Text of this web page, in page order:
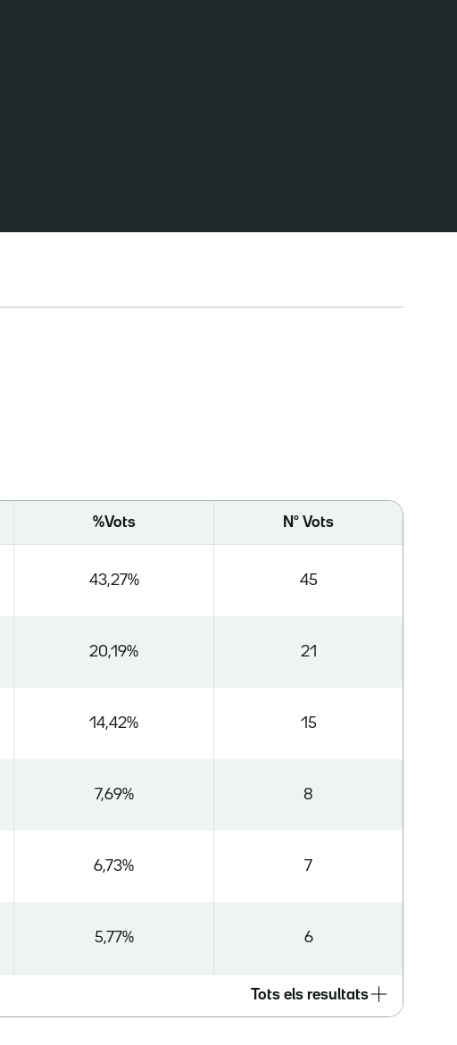
%Vots Nº Vots
43,27% 45
20,19% 21
14,42% 15
7,69% 8
6,73% 7
5,77% 6
Tots els resultats